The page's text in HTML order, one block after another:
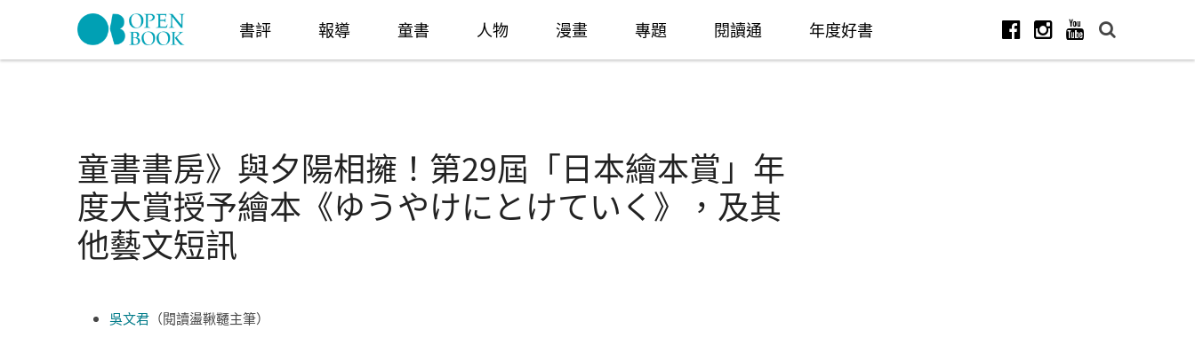
Skip to navigation
書評 報導 童書 人物 漫畫 專題 閱讀通 年度好書
童書書房》與夕陽相擁！第29屆「日本繪本賞」年
度大賞授予繪本《ゆうやけにとけていく》，及其
他藝文短訊
吳文君 （閱讀盪鞦韆主筆）